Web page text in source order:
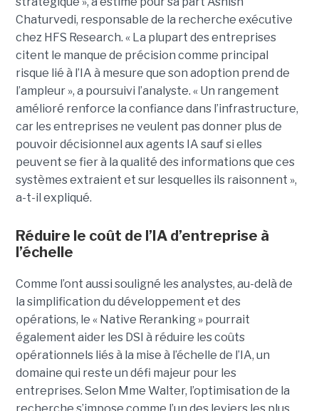
Chaturvedi, responsable de la recherche exécutive
chez HFS Research. « La plupart des entreprises
citent le manque de précision comme principal
risque lié à l’IA à mesure que son adoption prend de
l’ampleur », a poursuivi l’analyste. « Un rangement
amélioré renforce la confiance dans l’infrastructure,
car les entreprises ne veulent pas donner plus de
pouvoir décisionnel aux agents IA sauf si elles
peuvent se fier à la qualité des informations que ces
systèmes extraient et sur lesquelles ils raisonnent »,
a-t-il expliqué.
Réduire le coût de l’IA d’entreprise à
l’échelle
Comme l’ont aussi souligné les analystes, au-delà de
la simplification du développement et des
opérations, le « Native Reranking » pourrait
également aider les DSI à réduire les coûts
opérationnels liés à la mise à l’échelle de l’IA, un
domaine qui reste un défi majeur pour les
entreprises. Selon Mme Walter, l’optimisation de la